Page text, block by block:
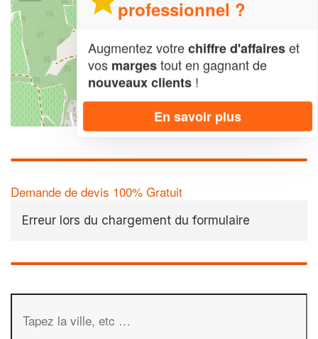
| Map data ©OpenStreetMap contributors,
Demande de devis 100% Gratuit
Erreur lors du chargement du formulaire
professionnel ?
Augmentez votrechiffre d'affaireset
vos margestout en gagnant de
nouveaux clients !
En savoir plus